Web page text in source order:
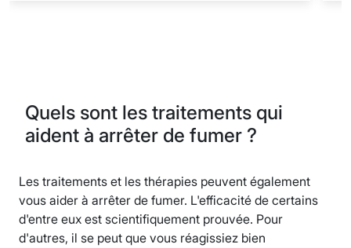
Quels sont les traitements qui
aident à arrêter de fumer ?
Les traitements et les thérapies peuvent également
vous aider à arrêter de fumer. L'efficacité de certains
d'entre eux est scientifiquement prouvée. Pour
d'autres, il se peut que vous réagissiez bien